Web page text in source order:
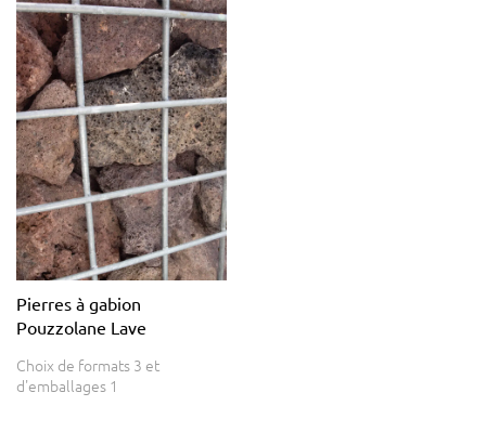
Pierres à gabion
Pouzzolane Lave
Choix de formats 3 et
d'emballages 1